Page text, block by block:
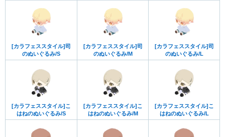
[カラフェススタイル]司
のぬいぐるみ/S
[カラフェススタイル]司
のぬいぐるみ/M
[カラフェススタイル]司
のぬいぐるみ/L
[カラフェススタイル]こ
はねのぬいぐるみ/S
[カラフェススタイル]こ
はねのぬいぐるみ/M
[カラフェススタイル]こ
はねのぬいぐるみ/L